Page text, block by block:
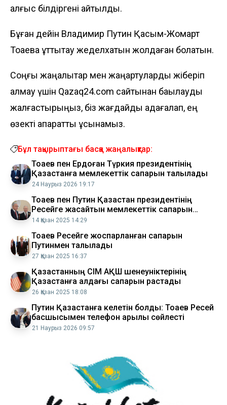
алғыс білдіргені айтылды.
Бұған дейін Владимир Путин Қасым-Жомарт
Тоқаевқа құттықтау жеделхатын жолдаған болатын.
Соңғы жаңалықтар мен жаңартуларды жіберіп
алмау үшін Qazaq24.com сайтынан бақылауды
жалғастырыңыз, біз жағдайды қадағалап, ең
өзекті ақпаратты ұсынамыз.
Бұл тақырыптағы басқа жаңалықтар:
Тоқаев пен Ердоған Түркия президентінің
Қазақстанға мемлекеттік сапарын талқылады
24 Наурыз 2026 19:17
Тоқаев пен Путин Қазақстан президентінің
Ресейге жасайтын мемлекеттік сапарын
талқылады
14 Қазан 2025 14:29
Тоқаев Ресейге жоспарланған сапарын
Путинмен талқылады
27 Қазан 2025 16:37
Қазақстанның СІМ АҚШ шенеуніктерінің
Қазақстанға алдағы сапарын растады
26 Қазан 2025 18:08
Путин Қазақстанға келетін болды: Тоқаев Ресей
басшысымен телефон арқылы сөйлесті
21 Наурыз 2026 09:57